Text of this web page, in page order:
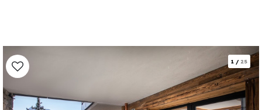
1 / 25